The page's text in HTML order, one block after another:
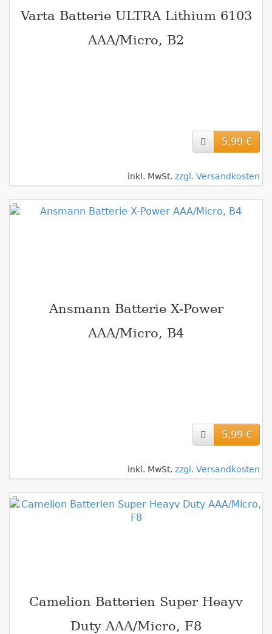
Varta Batterie ULTRA Lithium 6103
AAA/Micro, B2
5,99 €
inkl. MwSt. zzgl. Versandkosten
Ansmann Batterie X-Power
AAA/Micro, B4
5,99 €
inkl. MwSt. zzgl. Versandkosten
Camelion Batterien Super Heayv
Duty AAA/Micro, F8